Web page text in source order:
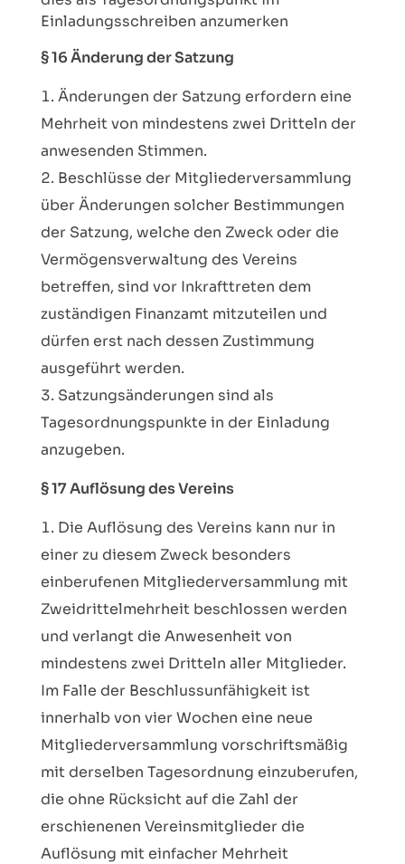
Einladungsschreiben anzumerken
§ 16 Änderung der Satzung
Änderungen der Satzung erfordern eine
Mehrheit von mindestens zwei Dritteln der
anwesenden Stimmen.
Beschlüsse der Mitgliederversammlung
über Änderungen solcher Bestimmungen
der Satzung, welche den Zweck oder die
Vermögensverwaltung des Vereins
betreffen, sind vor Inkrafttreten dem
zuständigen Finanzamt mitzuteilen und
dürfen erst nach dessen Zustimmung
ausgeführt werden.
Satzungsänderungen sind als
Tagesordnungspunkte in der Einladung
anzugeben.
§ 17 Auflösung des Vereins
Die Auflösung des Vereins kann nur in
einer zu diesem Zweck besonders
einberufenen Mitgliederversammlung mit
Zweidrittelmehrheit beschlossen werden
und verlangt die Anwesenheit von
mindestens zwei Dritteln aller Mitglieder.
Im Falle der Beschlussunfähigkeit ist
innerhalb von vier Wochen eine neue
Mitgliederversammlung vorschriftsmäßig
mit derselben Tagesordnung einzuberufen,
die ohne Rücksicht auf die Zahl der
erschienenen Vereinsmitglieder die
Auflösung mit einfacher Mehrheit